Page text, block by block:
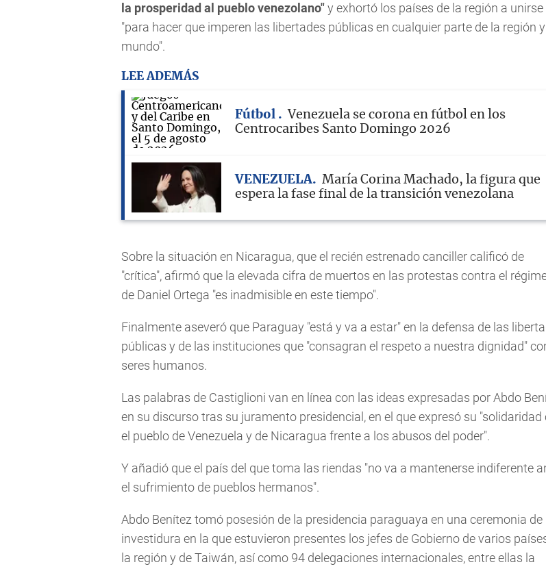
la prosperidad al pueblo venezolano"y exhortó los países de la región a unirse
"para hacer que imperen las libertades públicas en cualquier parte de la región y
mundo".
LEE ADEMÁS
Fútbol
Venezuela se corona en fútbol en los
Centrocaribes Santo Domingo 2026
VENEZUELA
María Corina Machado, la figura que
espera la fase final de la transición venezolana
Sobre la situación en Nicaragua, que el recién estrenado canciller calificó de
"crítica", afirmó que la elevada cifra de muertos en las protestas contra el
de Daniel Ortega "es inadmisible en este tiempo".
Finalmente aseveró que Paraguay "está y va a estar" en la defensa de las
públicas y de las instituciones que "consagran el respeto a nuestra dignidad"
seres humanos.
Las palabras de Castiglioni van en línea con las ideas expresadas por Abdo
en su discurso tras su juramento presidencial, en el que expresó su "solidaridad
el pueblo de Venezuela y de Nicaragua frente a los abusos del poder".
Y añadió que el país del que toma las riendas "no va a mantenerse indiferente
el sufrimiento de pueblos hermanos".
Abdo Benítez tomó posesión de la presidencia paraguaya en una ceremonia de
investidura en la que estuvieron presentes los jefes de Gobierno de varios
la región y de Taiwán, así como 94 delegaciones internacionales, entre ellas la